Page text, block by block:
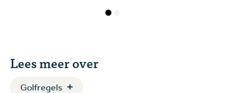
Lees meer over
Golfregels